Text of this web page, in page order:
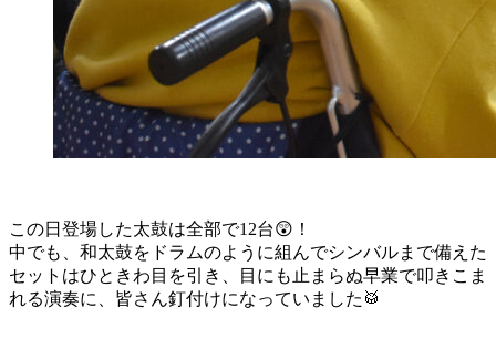
この日登場した太鼓は全部で12台😲！
中でも、和太鼓をドラムのように組んでシンバルまで備えた
セットはひときわ目を引き、目にも止まらぬ早業で叩きこま
れる演奏に、皆さん釘付けになっていました🥁